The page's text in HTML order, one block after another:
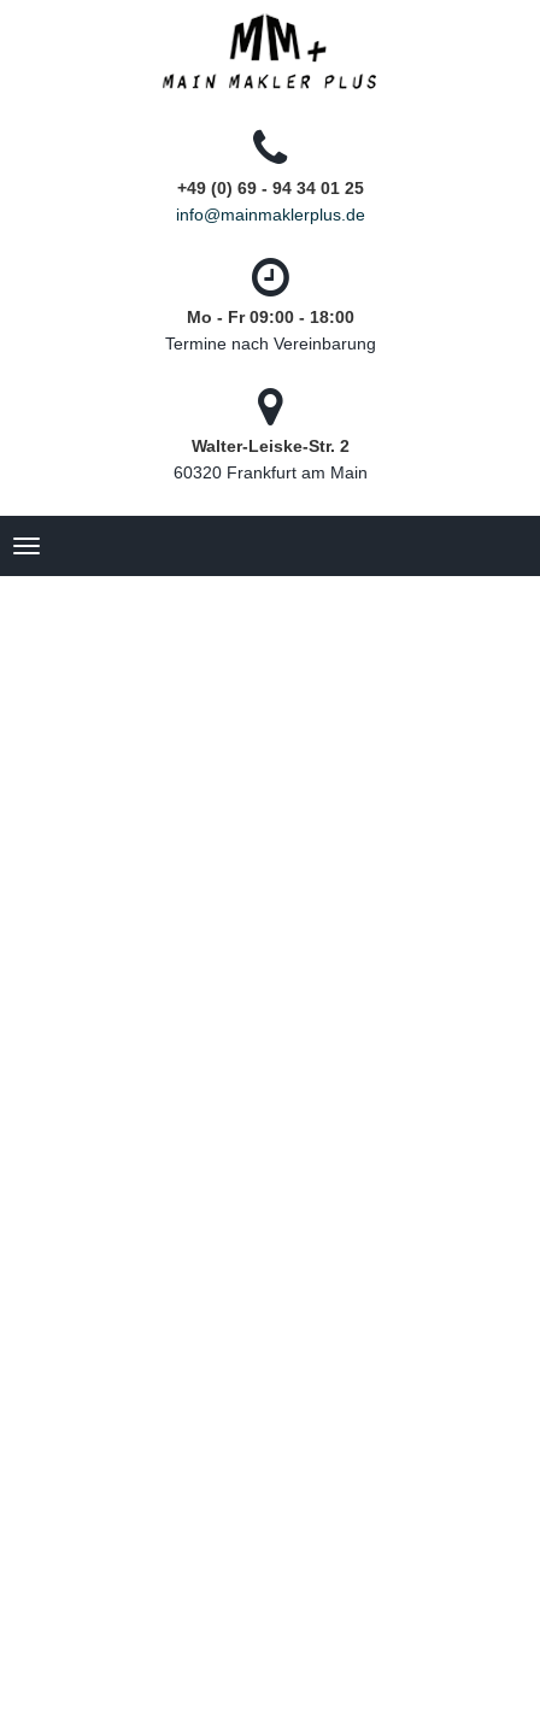
+49 (0) 69 - 94 34 01 25
info@mainmaklerplus.de
Mo - Fr 09:00 - 18:00
Termine nach Vereinbarung
Walter-Leiske-Str. 2
60320 Frankfurt am Main